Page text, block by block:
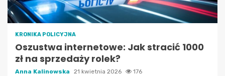
KRONIKA POLICYJNA
Oszustwa internetowe: Jak stracić 1000
zł na sprzedaży rolek?
Anna Kalinowska 21 kwietnia 2026 176